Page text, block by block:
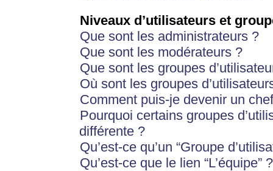
Niveaux d’utilisateurs et
Que sont les administrateurs ?
Que sont les modérateurs ?
Que sont les groupes
Où sont les groupes
Comment puis-je devenir un
Pourquoi certains groupes
différente ?
Qu’est-ce qu’un “Groupe
Qu’est-ce que le lien “L’équipe” ?